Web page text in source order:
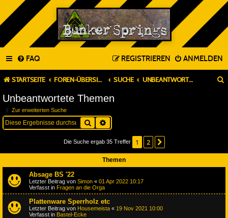
FAQ ANMELDEN
REGISTRIEREN
STARTSEITE FOREN-ÜBERSICHT SUCHE UNBEANTWORTETE THEMEN
Unbeantwortete Themen
Zur erweiterten Suche
Suche
Die Suche ergab 35 Treffer 1 2
Themen
Absage BS '22
Letzter Beitrag von Simon « 01 Apr 2022 10:17
Verfasst in Fragen an die Orga
Plattenware Sperrholz etc
Letzter Beitrag von Housemeista « 19 Nov 2021 10:00
Verfasst in Bastel-Ecke